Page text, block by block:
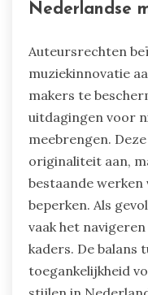
Nederlandse
Auteursrechten
muziekinnovatie
makers te
uitdagingen voor
meebrengen.
originaliteit aan,
bestaande
beperken. Als
vaak het
kaders. De balans
toegankelijkheid